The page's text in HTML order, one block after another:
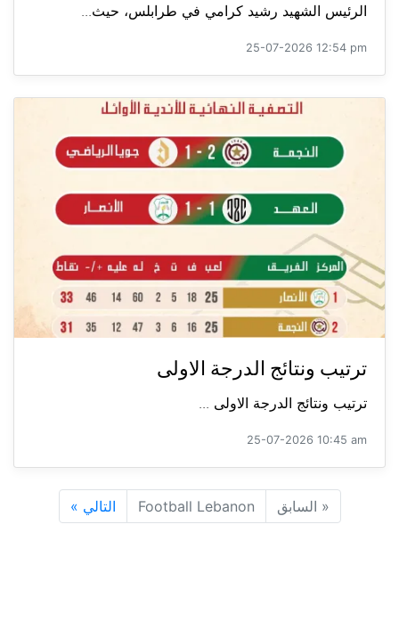
الرئيس الشهيد رشيد كرامي في طرابلس، حيث...
25-07-2026 12:54 pm
ترتيب ونتائج الدرجة الاولى
ترتيب ونتائج الدرجة الاولى ...
25-07-2026 10:45 am
« السابق Football Lebanon التالي »